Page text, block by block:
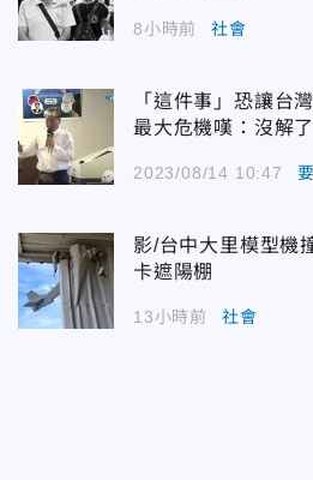
8小時前 社會
「這件事」恐讓台
最大危機嘆：沒解了
2023/08/14 10:47
影/台中大里模型
卡遮陽棚
13小時前 社會